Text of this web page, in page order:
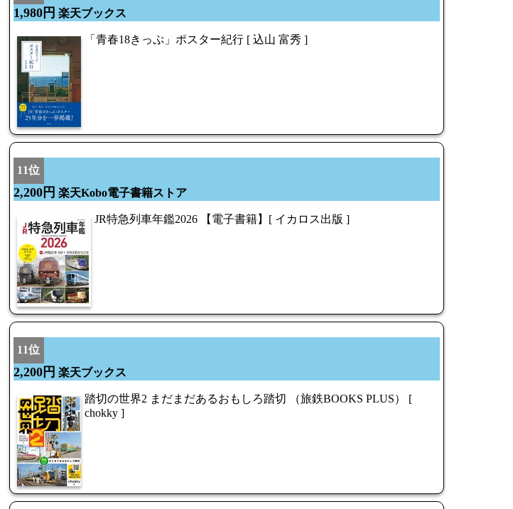
1,980円 楽天ブックス
「青春18きっぷ」ポスター紀行 [ 込山 富秀 ]
11位
2,200円 楽天Kobo電子書籍ストア
JR特急列車年鑑2026 【電子書籍】[ イカロス出版 ]
11位
2,200円 楽天ブックス
踏切の世界2 まだまだあるおもしろ踏切 （旅鉄BOOKS PLUS） [
chokky ]